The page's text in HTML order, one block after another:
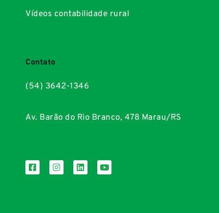
Vídeos contabilidade rural
Contato
(54) 3642-1346
Av. Barão do Rio Branco, 478 Marau/RS